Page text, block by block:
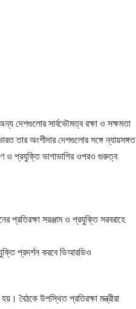
দেশগুলোর সার্বভৌমত্ব রক্ষা ও সক্ষমতা
তার অংশীদার দেশগুলোর সঙ্গে ন্যায়সঙ্গত
ও প্রযুক্তি ভাগাভাগির ওপরও গুরুত্ব
প্রতিরক্ষা সরঞ্জাম ও প্রযুক্তি সরবরাহে
প্রদর্শন করবে ডিআরডিও
বৈঠকে উপস্থিত প্রতিরক্ষা মন্ত্রীরা